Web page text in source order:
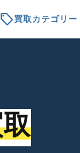
sell買取カテゴリー